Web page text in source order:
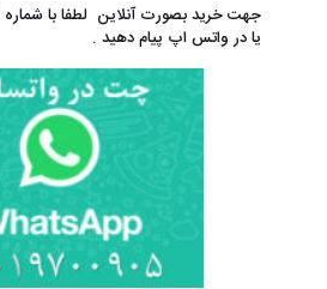
جهت خرید بصورت آنلاین لطفا با شماره
یا در واتس اپ پیام دهید .